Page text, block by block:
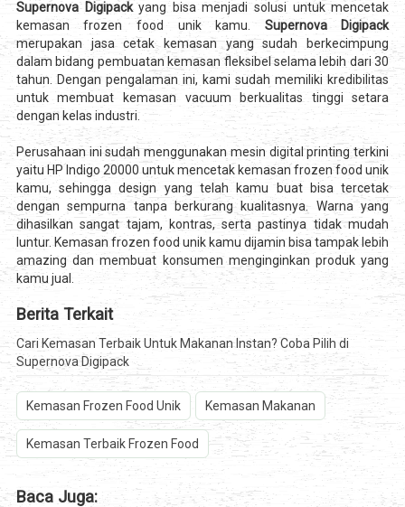
Supernova Digipackyang bisa menjadi solusi untuk mencetak
kemasan frozen food unik kamu. Supernova Digipack
merupakan jasa cetak kemasan yang sudah berkecimpung
dalam bidang pembuatan kemasan fleksibel selama lebih dari 30
tahun. Dengan pengalaman ini, kami sudah memiliki kredibilitas
untuk membuat kemasan vacuum berkualitas tinggi setara
dengan kelas industri.
Perusahaan ini sudah menggunakan mesin digital printing terkini
yaitu HP Indigo 20000 untuk mencetak kemasan frozen food unik
kamu, sehingga design yang telah kamu buat bisa tercetak
dengan sempurna tanpa berkurang kualitasnya. Warna yang
dihasilkan sangat tajam, kontras, serta pastinya tidak mudah
luntur. Kemasan frozen food unik kamu dijamin bisa tampak lebih
amazing dan membuat konsumen menginginkan produk yang
kamu jual.
Berita Terkait
Cari Kemasan Terbaik Untuk Makanan Instan? Coba Pilih di
Supernova Digipack
Kemasan Frozen Food Unik Kemasan Makanan
Kemasan Terbaik Frozen Food
Baca Juga: